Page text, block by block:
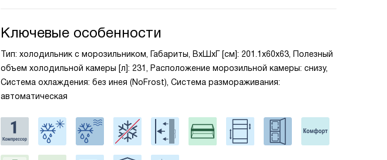
Ключевые особенности
Тип: холодильник с морозильником, Габариты, ВxШxГ [см]: 201.1x60x63, Полезный
объем холодильной камеры [л]: 231, Расположение морозильной камеры: снизу,
Система охлаждения: без инея (NoFrost), Система размораживания:
автоматическая